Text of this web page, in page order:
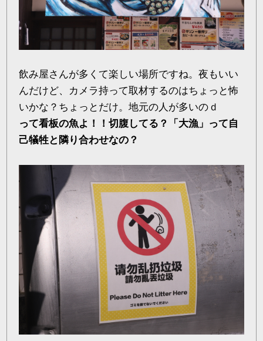
飲み屋さんが多くて楽しい場所ですね。夜もいい
んだけど、カメラ持って取材するのはちょっと怖
いかな？ちょっとだけ。地元の人が多いのｄ
って看板の魚よ！！切腹してる？「大漁」って自
己犠牲と隣り合わせなの？